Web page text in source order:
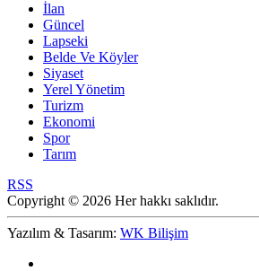
İlan
Güncel
Lapseki
Belde Ve Köyler
Siyaset
Yerel Yönetim
Turizm
Ekonomi
Spor
Tarım
RSS
Copyright © 2026 Her hakkı saklıdır.
Yazılım & Tasarım: WK Bilişim